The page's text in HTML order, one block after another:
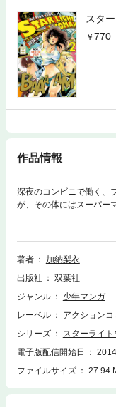
スタ
770
作品情報
深夜のコンビニで働く、
が、その体にはスーパー
になれば、世界を救うこ
著者
加納梨衣
出版社
双葉社
ジャンル
少年マンガ
レーベル
アクションコ
シリーズ
スターライト
電子版配信開始日
ファイルサイズ
27.94